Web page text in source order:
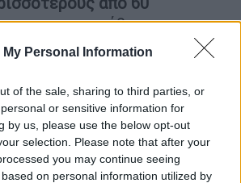
My Personal Information
of the sale, sharing to third parties, or
or sensitive information for
by us, please use the below opt-out
selection. Please note that after your
you may continue seeing
on personal information utilized by
πραγματοποιήθηκαν
δήμους της Αττικής,
το μεγαλύτερο μέρος
αυτοψιών, το οποίο και θα
επόμενες ημέρες σε
συνεννόηση με τους
τους δήμους της περιοχής.